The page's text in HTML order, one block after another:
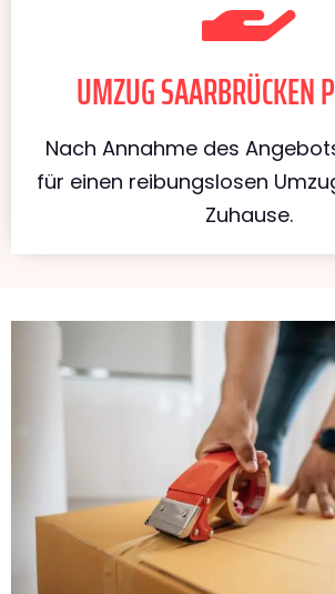
UMZUG SAARBRÜCKEN
Nach Annahme des
für einen reibungslosen
Zuhause.